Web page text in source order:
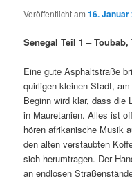
Veröffentlicht am16. Januar
Senegal Teil 1 – Toubab,
Eine gute Asphaltstraße
quirligen kleinen Stadt,
Beginn wird klar, dass die
in Mauretanien. Alles ist
hören afrikanische Musik
den alten verstaubten
sich herumtragen. Der
an endlosen